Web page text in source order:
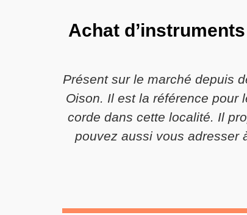
Achat
Présent sur le marché depuis
Oison. Il est la référence pour
corde dans cette localité. Il
pouvez aussi vous adresser